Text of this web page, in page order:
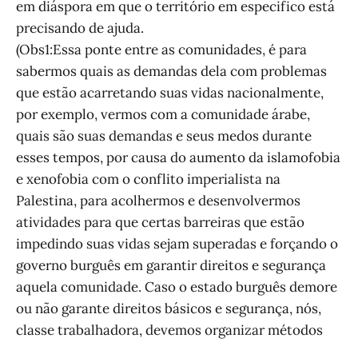
em diáspora em que o território em especifico está
precisando de ajuda.
(Obs1:Essa ponte entre as comunidades, é para
sabermos quais as demandas dela com problemas
que estão acarretando suas vidas nacionalmente,
por exemplo, vermos com a comunidade árabe,
quais são suas demandas e seus medos durante
esses tempos, por causa do aumento da islamofobia
e xenofobia com o conflito imperialista na
Palestina, para acolhermos e desenvolvermos
atividades para que certas barreiras que estão
impedindo suas vidas sejam superadas e forçando o
governo burguês em garantir direitos e segurança
aquela comunidade. Caso o estado burguês demore
ou não garante direitos básicos e segurança, nós,
classe trabalhadora, devemos organizar métodos